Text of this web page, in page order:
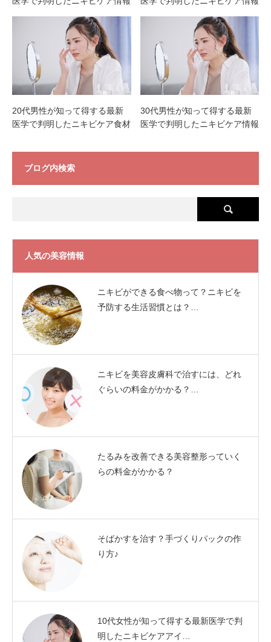
20代男性が知って得する最新
医学で判明したニキビケア食材
30代男性が知って得する最新
医学で判明したニキビケア情報
ブログ内検索
人気の美容情報
ニキビができる食べ物って？ニキビを
予防する生活習慣とは？…
ニキビを美容皮膚科で治すには、どれ
ぐらいの料金がかかる？…
たるみを改善できる美容整形っていく
らの料金がかかる？
そばかすを治す？手づくりパックの作
り方♪
10代女性が知って得する最新医学で判
明したニキビケアアイ…